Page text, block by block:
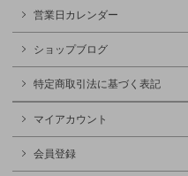
営業日カレンダー
ショップブログ
特定商取引法に基づく表記
マイアカウント
会員登録